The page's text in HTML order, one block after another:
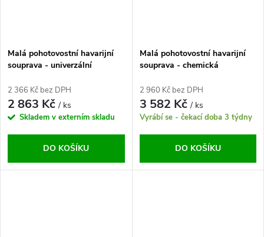
Malá pohotovostní havarijní
souprava - univerzální
2 366 Kč bez DPH
2 863 Kč/ ks
Skladem v externím skladu
DO KOŠÍKU
Malá pohotovostní havarijní
souprava - chemická
2 960 Kč bez DPH
3 582 Kč/ ks
Vyrábí se - čekací doba 3 týdny
DO KOŠÍKU